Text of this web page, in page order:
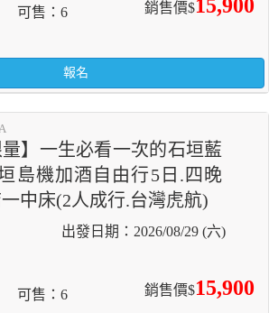
銷售價$15,900
可售 6
報名
量】一生必看一次的石垣藍
島機加酒自由行5日.四晚
中床(2人成行.台灣虎航)
2026/08/29 (六)
銷售價$15,900
可售 6